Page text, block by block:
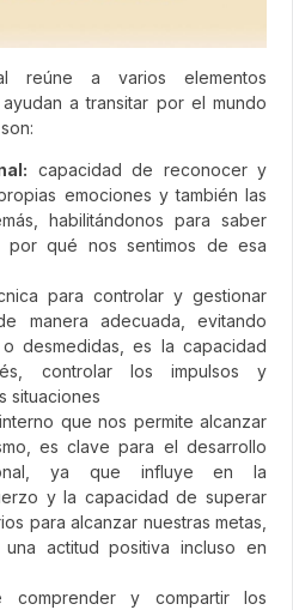
reúne a varios elementos
a transitar por el mundo
capacidad de reconocer y
emociones y también las
habilitándonos para saber
por qué nos sentimos de esa
para controlar y gestionar
manera adecuada, evitando
desmedidas, es la capacidad
controlar los impulsos y
situaciones
que nos permite alcanzar
es clave para el desarrollo
ya que influye en la
y la capacidad de superar
para alcanzar nuestras metas,
una actitud positiva incluso en
comprender y compartir los